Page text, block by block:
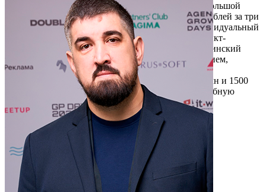
Стоматология «Зуб Здоров» в Уфе выросла из небольшой
клиники в успешный бизнес с выручкой 49 млн рублей за три
года. Основная идея — лечение без страха и индивидуальный
подход, что привлекает пациентов из Москвы, Санкт-
Петербурга и Казахстана. Проект развивает медицинский
туризм, создавая маршруты с диагностикой, лечением,
сопровождением и проживанием. Планируется
масштабирование: до 20 кресел, выручка до 480 млн и 1500
пациентов в год. Цель — создать конкурентоспособную
модель медицинского туризма в Башкортостане.
Читать описание
Перейти на сайт